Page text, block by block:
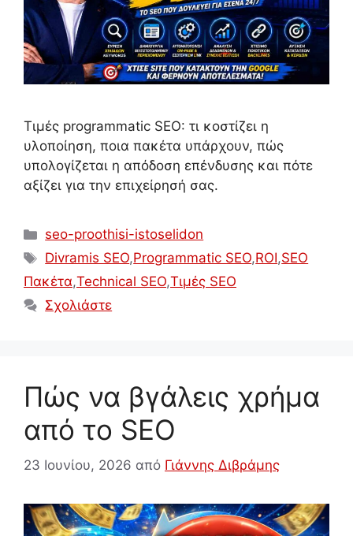
Τιμές programmatic SEO: τι κοστίζει η
υλοποίηση, ποια πακέτα υπάρχουν, πώς
υπολογίζεται η απόδοση επένδυσης και πότε
αξίζει για την επιχείρησή σας.
Κατηγορίες
seo-proothisi-istoselidon
Ετικέτες
Divramis SEO,Programmatic SEO,ROI,SEO
Πακέτα,Technical SEO,Τιμές SEO
Σχολιάστε
Πώς να βγάλεις χρήμα
από το SEO
23 Ιουνίου, 2026 από Γιάννης Διβράμης